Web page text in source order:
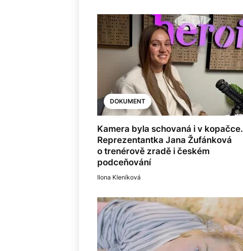
DOKUMENT
Kamera byla schovaná i v kopačce.
Reprezentantka Jana Žufánková
o trenérově zradě i českém
podceňování
Ilona Kleníková